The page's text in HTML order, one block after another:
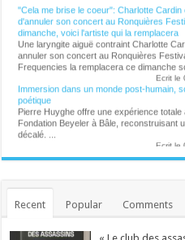
"Cela me brise le coeur": Charlotte Cardin
d'annuler son concert au Ronquières
dimanche, voici l'artiste qui la remplacera
Une laryngite aiguë contraint Charlotte
annuler son concert au Ronquières
Frequencies la remplacera ce dimanche
Ecrit le
Immersion dans un monde post-humain,
poétique
Pierre Huyghe offre une expérience totale
Fondation Beyeler à Bâle, reconstruisant
décalé. ...
Ecrit le
Ecrit le
provenance des oeuvres, Vincent Bastien
qu'à Versailles, tout n'est que
Recent Popular Comments